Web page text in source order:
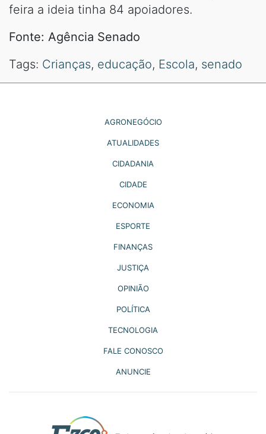
feira a ideia tinha 84 apoiadores.
Fonte: Agência Senado
Tags: Crianças, educação, Escola, senado
AGRONEGÓCIO
ATUALIDADES
CIDADANIA
CIDADE
ECONOMIA
ESPORTE
FINANÇAS
JUSTIÇA
OPINIÃO
POLÍTICA
TECNOLOGIA
FALE CONOSCO
ANUNCIE